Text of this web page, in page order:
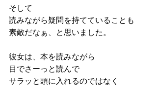
そして
読みながら疑問を持てていることも
素敵だなぁ、と思いました。
彼女は、本を読みながら
目でさーっと読んで
サラッと頭に入れるのではなく